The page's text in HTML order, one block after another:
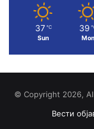
37 ℃
Sun
39
Mon
© Copyright 2026,
Вести